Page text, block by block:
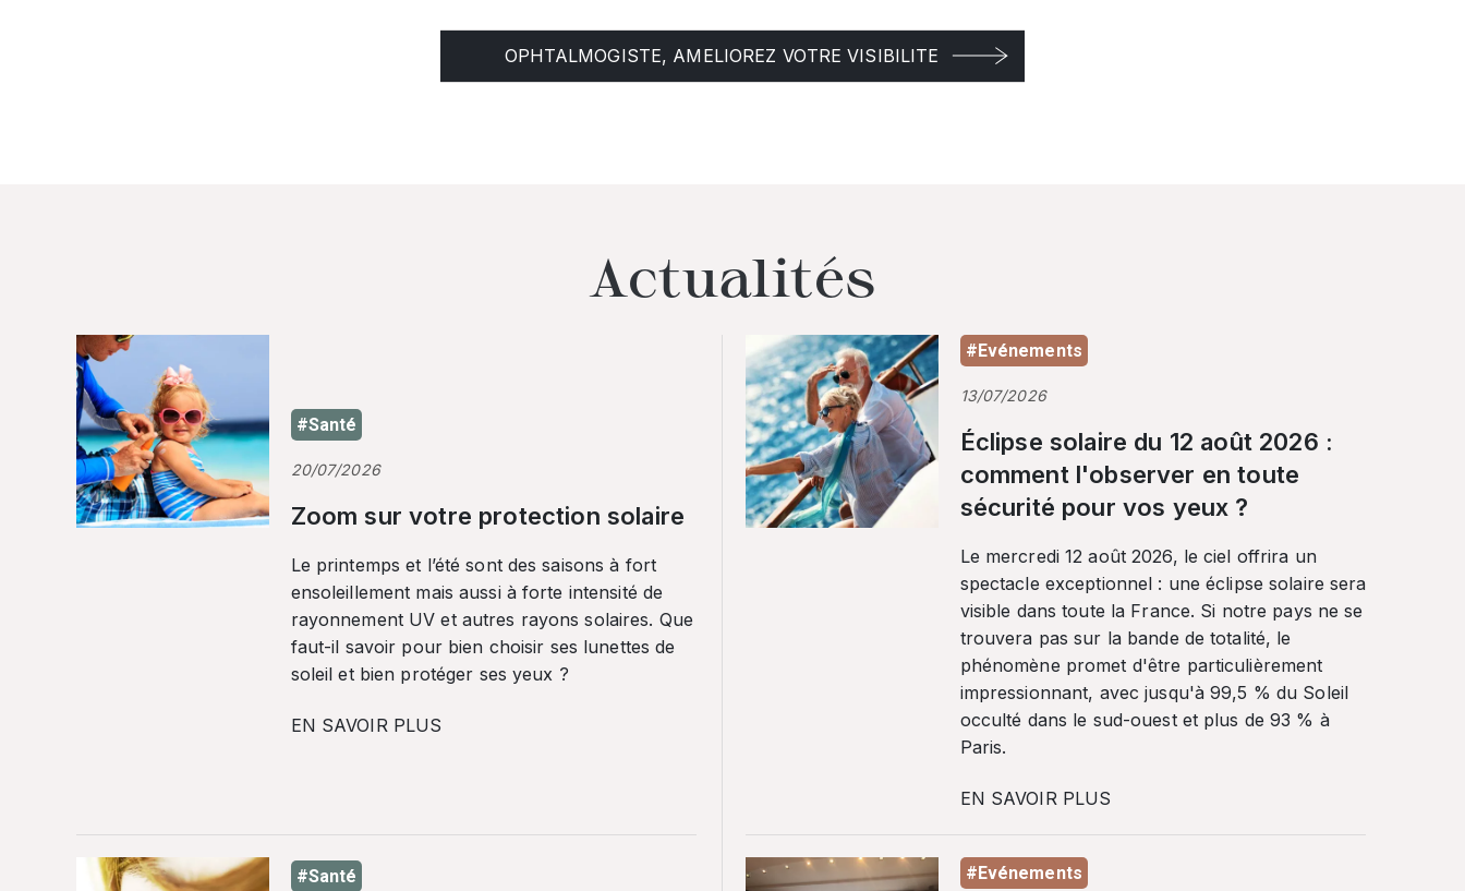
OPHTALMOGISTE, AMELIOREZ VOTRE VISIBILITE
Actualités
#Santé
20/07/2026
Zoom sur votre protection solaire
Le printemps et l’été sont des saisons à fort
ensoleillement mais aussi à forte intensité de
rayonnement UV et autres rayons solaires. Que
faut-il savoir pour bien choisir ses lunettes de
soleil et bien protéger ses yeux ?
EN SAVOIR PLUS
#Evénements
13/07/2026
Éclipse solaire du 12 août 2026 :
comment l'observer en toute
sécurité pour vos yeux ?
Le mercredi 12 août 2026, le ciel offrira un
spectacle exceptionnel : une éclipse solaire sera
visible dans toute la France. Si notre pays ne se
trouvera pas sur la bande de totalité, le
phénomène promet d'être particulièrement
impressionnant, avec jusqu'à 99,5 % du Soleil
occulté dans le sud-ouest et plus de 93 % à
Paris.
EN SAVOIR PLUS
#Santé #Evénements